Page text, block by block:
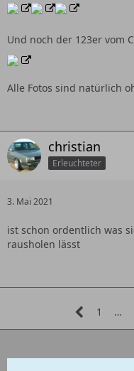
Und noch der 123er vom
Alle Fotos sind natürlich
christian
Erleuchteter
3. Mai 2021
ist schon ordentlich was
rausholen lässt
1 …